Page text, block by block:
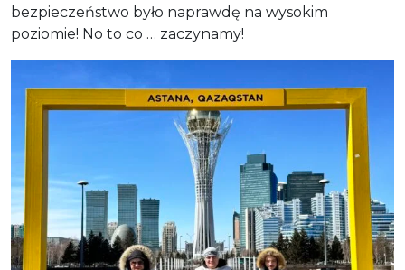
bezpieczeństwo było naprawdę na wysokim
poziomie! No to co … zaczynamy!